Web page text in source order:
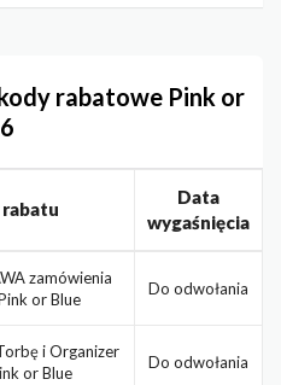
rabatowe Pink or
rabatu
Data
wygaśnięcia
zamówienia
or Blue
Do odwołania
i Organizer
or Blue
Do odwołania